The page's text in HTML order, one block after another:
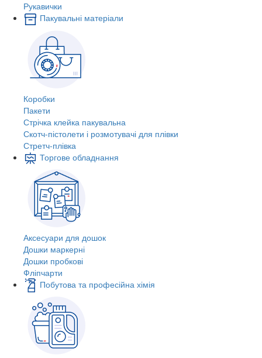
Рукавички
Пакувальні матеріали
Коробки
Пакети
Стрічка клейка пакувальна
Скотч-пістолети і розмотувачі для плівки
Стретч-плівка
Торгове обладнання
Аксесуари для дошок
Дошки маркерні
Дошки пробкові
Фліпчарти
Побутова та професійна хімія